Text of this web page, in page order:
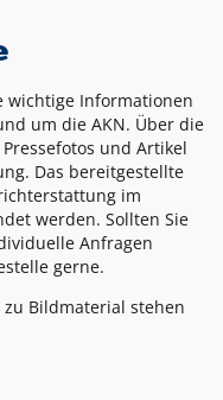
wichtige Informationen
um die AKN. Über die
und Artikel
Das bereitgestellte
im
werden. Sollten Sie
Anfragen
gerne.
Bildmaterial stehen